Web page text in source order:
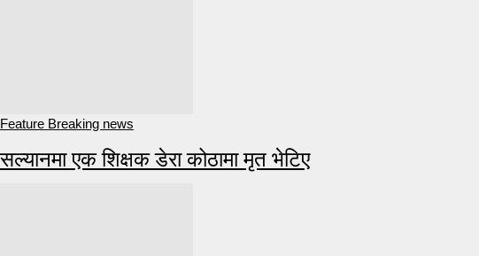
Feature Breaking news
सल्यानमा एक शिक्षक डेरा कोठामा मृत भेटिए